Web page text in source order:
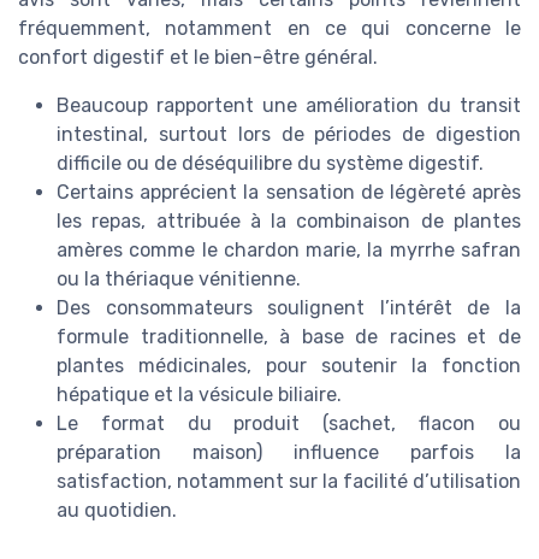
fréquemment, notamment en ce qui concerne le
confort digestif et le bien-être général.
Beaucoup rapportent une amélioration du transit
intestinal, surtout lors de périodes de digestion
difficile ou de déséquilibre du système digestif.
Certains apprécient la sensation de légèreté après
les repas, attribuée à la combinaison de plantes
amères comme le chardon marie, la myrrhe safran
ou la thériaque vénitienne.
Des consommateurs soulignent l’intérêt de la
formule traditionnelle, à base de racines et de
plantes médicinales, pour soutenir la fonction
hépatique et la vésicule biliaire.
Le format du produit (sachet, flacon ou
préparation maison) influence parfois la
satisfaction, notamment sur la facilité d’utilisation
au quotidien.